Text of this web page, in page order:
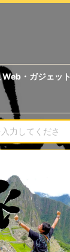
Web・ガジェット